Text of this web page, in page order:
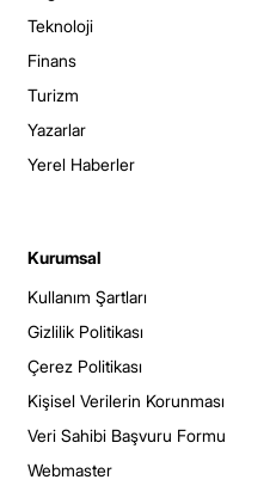
Teknoloji
Finans
Turizm
Yazarlar
Yerel Haberler
Kurumsal
Kullanım Şartları
Gizlilik Politikası
Çerez Politikası
Kişisel Verilerin Korunması
Veri Sahibi Başvuru Formu
Webmaster